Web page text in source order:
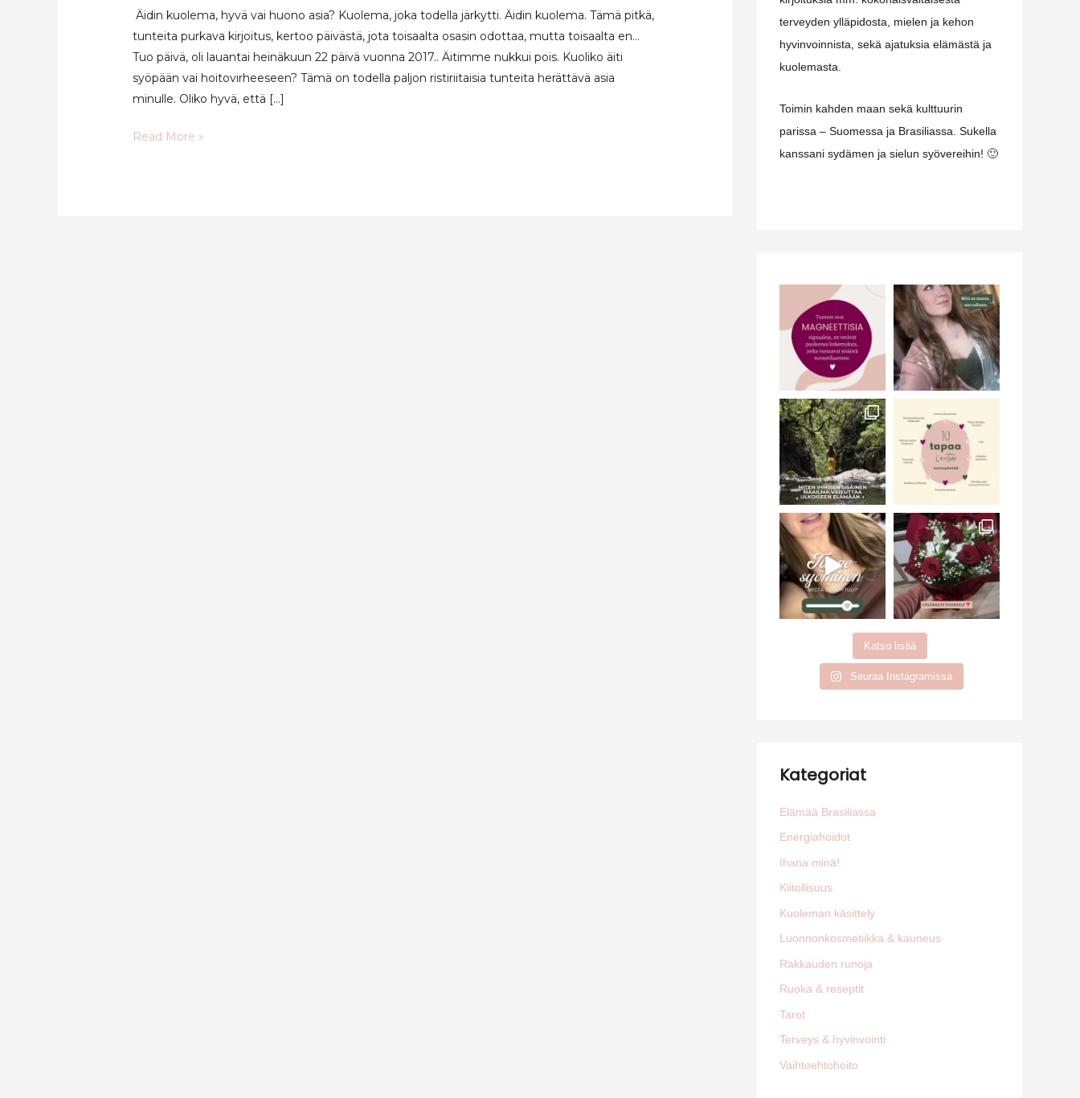
Äidin kuolema, hyvä vai huono asia? Kuolema, joka todella järkytti. Äidin kuolema. Tämä pitkä,
tunteita purkava kirjoitus, kertoo päivästä, jota toisaalta osasin odottaa, mutta toisaalta en…
Tuo päivä, oli lauantai heinäkuun 22 päivä vuonna 2017.. Äitimme nukkui pois. Kuoliko äiti
syöpään vai hoitovirheeseen? Tämä on todella paljon ristiriitaisia tunteita herättävä asia
minulle. Oliko hyvä, että […]
Kuoliko
Read More »
terveyden ylläpidosta, mielen ja kehon
hyvinvoinnista, sekä ajatuksia elämästä ja
kuolemasta.
Toimin kahden maan sekä kulttuurin
parissa – Suomessa ja Brasiliassa. Sukella
kanssani sydämen ja sielun syövereihin! 🙂
Katso lisää
Seuraa Instagramissa
Kategoriat
Elämää Brasiliassa
Energiahoidot
Ihana minä!
Kiitollisuus
Kuoleman käsittely
Luonnonkosmetiikka & kauneus
Rakkauden runoja
Ruoka & reseptit
Tarot
Terveys & hyvinvointi
Vaihtoehtohoito